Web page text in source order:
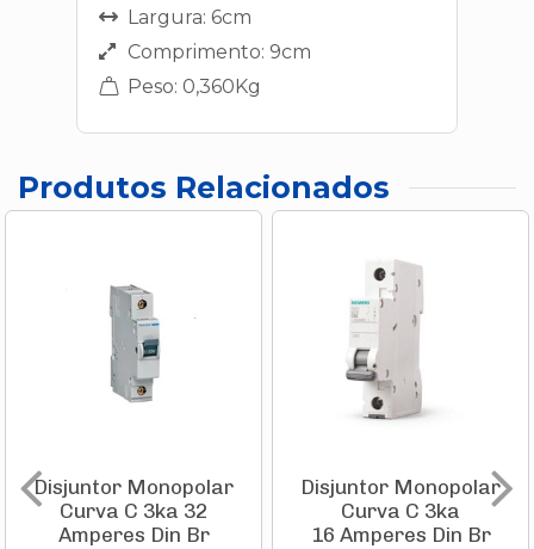
Largura: 6cm
Comprimento: 9cm
Peso: 0,360Kg
Produtos Relacionados
Disjuntor Monopolar
Curva C 3ka 32
Amperes Din Br
Disjuntor Monopolar
Curva C 3ka
16 Amperes Din Br